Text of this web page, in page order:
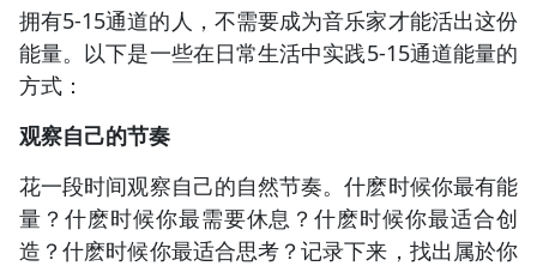
拥有5-15通道的人，不需要成为音乐家才能活出这份
能量。以下是一些在日常生活中实践5-15通道能量的
方式：
观察自己的节奏
花一段时间观察自己的自然节奏。什麽时候你最有能
量？什麽时候你最需要休息？什麽时候你最适合创
造？什麽时候你最适合思考？记录下来，找出属於你